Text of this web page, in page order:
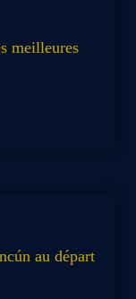
meilleures
au départ